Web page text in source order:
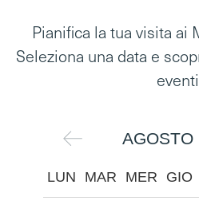
Pianifica la tua visita ai
Seleziona una data e
AGOSTO
LUN MAR MER GIO